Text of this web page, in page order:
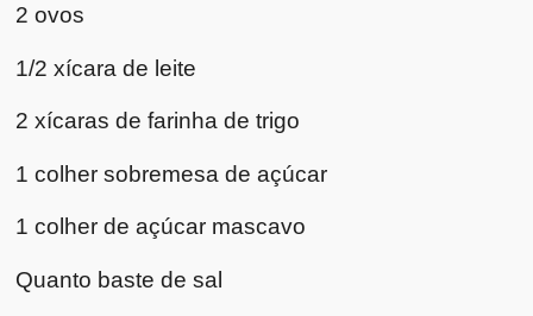
2 ovos
1/2 xícara de leite
2 xícaras de farinha de trigo
1 colher sobremesa de açúcar
1 colher de açúcar mascavo
Quanto baste de sal